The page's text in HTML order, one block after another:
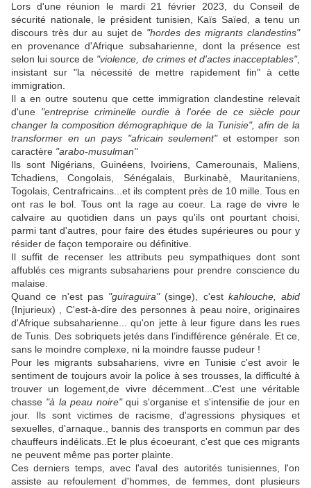
Lors d'une réunion le mardi 21 février 2023, du Conseil de
sécurité nationale, le président tunisien, Kaïs Saïed, a tenu un
discours très dur au sujet de "hordes des migrants clandestins"
en provenance d'Afrique subsaharienne, dont la présence est
selon lui source de "violence, de crimes et d'actes inacceptables",
insistant sur "la nécessité de mettre rapidement fin" à cette
immigration.
Il a en outre soutenu que cette immigration clandestine relevait
d'une "entreprise criminelle ourdie à l'orée de ce siècle pour
changer la composition démographique de la Tunisie", afin de la
transformer en un pays "africain seulement"et estomper son
caractère "arabo-musulman"
Ils sont Nigérians, Guinéens, Ivoiriens, Camerounais, Maliens,
Tchadiens, Congolais, Sénégalais, Burkinabè, Mauritaniens,
Togolais, Centrafricains...et ils comptent près de 10 mille. Tous en
ont ras le bol. Tous ont la rage au coeur. La rage de vivre le
calvaire au quotidien dans un pays qu'ils ont pourtant choisi,
parmi tant d'autres, pour faire des études supérieures ou pour y
résider de façon temporaire ou définitive.
Il suffit de recenser les attributs peu sympathiques dont sont
affublés ces migrants subsahariens pour prendre conscience du
malaise.
Quand ce n'est pas"guiraguira"(singe), c'est kahlouche, abid
(Injurieux) , C'est-à-dire des personnes à peau noire, originaires
d'Afrique subsaharienne... qu'on jette à leur figure dans les rues
de Tunis. Des sobriquets jetés dans l’indifférence générale. Et ce,
sans le moindre complexe, ni la moindre fausse pudeur !
Pour les migrants subsahariens, vivre en Tunisie c'est avoir le
sentiment de toujours avoir la police à ses trousses, la difficulté à
trouver un logement,de vivre décemment...C'est une véritable
chasse "à la peau noire"qui s'organise et s'intensifie de jour en
jour. Ils sont victimes de racisme, d'agressions physiques et
sexuelles, d'arnaque., bannis des transports en commun par des
chauffeurs indélicats..Et le plus écoeurant, c'est que ces migrants
ne peuvent même pas porter plainte.
Ces derniers temps, avec l'aval des autorités tunisiennes, l'on
assiste au refoulement d'hommes, de femmes, dont plusieurs